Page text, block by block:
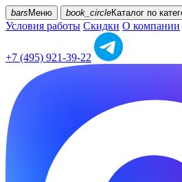
bars Меню book_circleКаталог по
Условия работы Скидки О компании
+7 (495) 921-39-22